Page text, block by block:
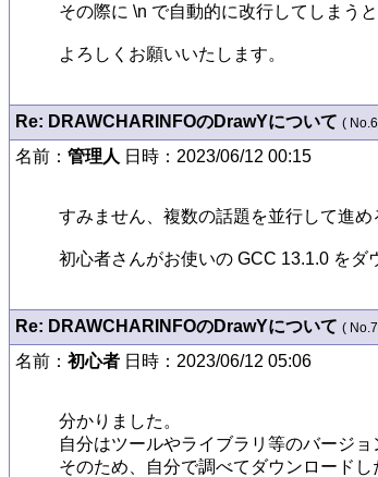
その際に \n で自動的に改行してしまう
よろしくお願いいたします。
Re: DRAWCHARINFOのDrawYについて (
名前： 管理人 日時：2023/06/12 00:15
すみません、複数の話題を並行して進
初心者さんがお使いの GCC 13.1.0 をダ
Re: DRAWCHARINFOのDrawYについて (
名前： 初心者 日時：2023/06/12 05:06
分かりました。
自分はツールやライブラリ等のバージョ
そのため、自分で調べてダウンロード